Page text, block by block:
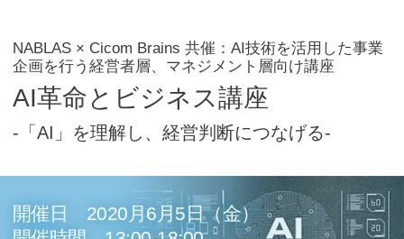
デジタルラーニングサイト
Cicom Brainsについて
採用情報・講師募集
アジア・ネットワーク
NABLAS × Cicom Brains 共催： AI技術を活用した事業
企画を行う経営者層、マネジメント層向け講座
AI革命とビジネス講座
-「AI」を理解し、経営判断につなげる-
開催日 2020月6月5日（金）